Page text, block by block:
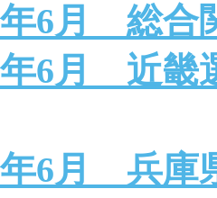
年6月 総合
年6月 近畿
年6月 兵庫